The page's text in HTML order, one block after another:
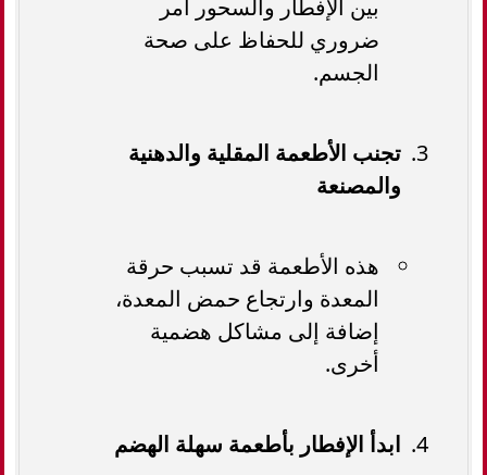
بين الإفطار والسحور أمر
ضروري للحفاظ على صحة
الجسم.
تجنب الأطعمة المقلية والدهنية
والمصنعة
هذه الأطعمة قد تسبب حرقة
المعدة وارتجاع حمض المعدة،
إضافة إلى مشاكل هضمية
أخرى.
ابدأ الإفطار بأطعمة سهلة الهضم